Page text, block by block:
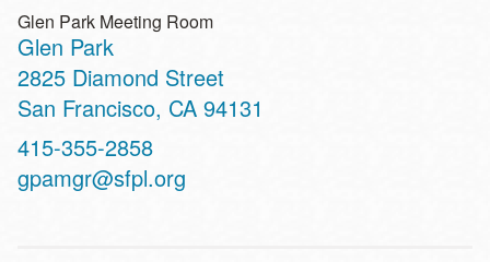
Glen Park Meeting Room
Glen Park
Address
2825 Diamond Street
San Francisco, CA 94131
Contact
Telephone
415-355-2858
gpamgr@sfpl.org